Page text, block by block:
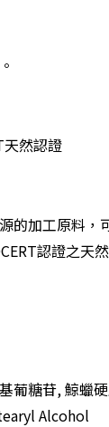
天然認證
的加工原料，
認證之天
葡糖苷, 鯨蠟
Alcohol